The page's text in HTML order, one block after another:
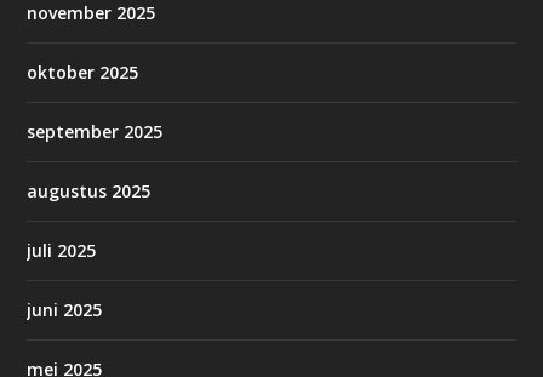
november 2025
oktober 2025
september 2025
augustus 2025
juli 2025
juni 2025
mei 2025